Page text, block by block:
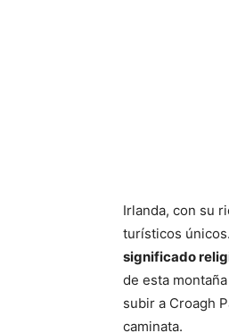
Irlanda, con su
turísticos únicos.
significado
de esta
subir a Croagh
caminata.